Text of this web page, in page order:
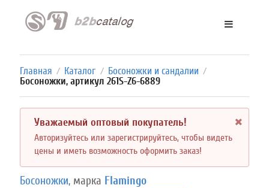
Главная / Каталог / Босоножки и сандалии /
Босоножки, артикул 261S-Z6-6889
Уважаемый оптовый покупатель!
Авторизуйтесь или зарегистрируйтесь, чтобы видеть
цены и иметь возможность оформить заказ!
Босоножки, марка Flamingo